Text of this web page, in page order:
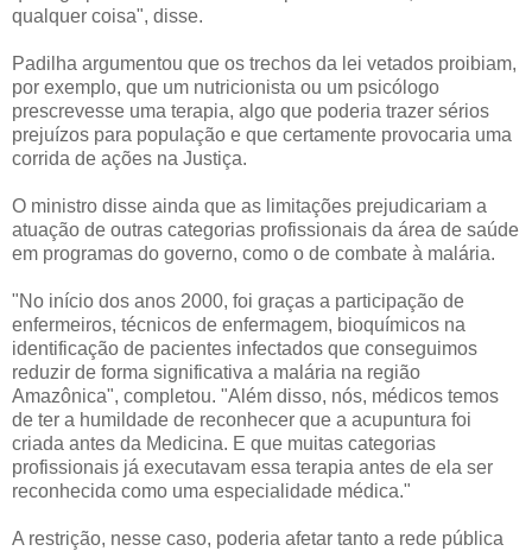
qualquer coisa", disse.
Padilha argumentou que os trechos da lei vetados proibiam,
por exemplo, que um nutricionista ou um psicólogo
prescrevesse uma terapia, algo que poderia trazer sérios
prejuízos para população e que certamente provocaria uma
corrida de ações na Justiça.
O ministro disse ainda que as limitações prejudicariam a
atuação de outras categorias profissionais da área de saúde
em programas do governo, como o de combate à malária.
"No início dos anos 2000, foi graças a participação de
enfermeiros, técnicos de enfermagem, bioquímicos na
identificação de pacientes infectados que conseguimos
reduzir de forma significativa a malária na região
Amazônica", completou. "Além disso, nós, médicos temos
de ter a humildade de reconhecer que a acupuntura foi
criada antes da Medicina. E que muitas categorias
profissionais já executavam essa terapia antes de ela ser
reconhecida como uma especialidade médica."
A restrição, nesse caso, poderia afetar tanto a rede pública